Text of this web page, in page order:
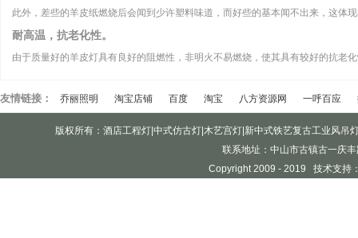
此外，差些的羊皮纸燃烧后会闻到少许塑料味道，而好些的基本闻不出来，这体
耐高温，抗老化性。
由于质量好的羊皮灯具有良好的阻燃性，非明火不易燃烧，使其具有较好的抗老
友情链接： 乔丽照明 淘宝店铺 百度 淘宝 八方资源网 一呼百应
版权所有：酒店工程灯|中式仿古灯|木艺宫灯|新中式铁艺复古工业风
联系地址：中山市古镇古一庆
Copyright 2009 - 2019 技术支持